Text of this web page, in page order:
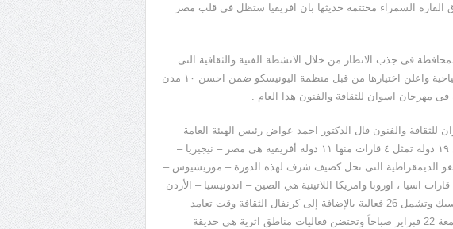
القارة السمراء مختتمة حديثها بان افريقيا ستظل فى قلب مصر
فى جذب الانظار من خلال الانشطة الفنية والثقافية التى
تقام بها الي جانب ما تتمتع به من مقومات سياحية واعلن اختيارها من قبل منظمة اليونيسكو ضمن احسن ١٠ مدن
مهرجان اسوان للثقافة والفنون هذا العام .
والفنون قال الدكتور احمد عواض رئيس الهيئة العامة
لقصور الثقافة انها تقام بمشاركة ٢٦ فرقة من ١٩ دولة تمثل ٤ قارات منها ١١ دولة أفريقية هى مصر – نيجيريا –
الديمقراطية التى تحل كضيف شرف لهذه الدورة – موريشيوس –
جانب ٨ دول أخرى من قارات اسيا ، اوروبا وامريكا اللاتينية هي الصين – اندونيسيا – الأردن
– فلسطين – رومانيا – بولندا – اليونان والمكسيك وتشمل 26 فعالية بالإضافة إلى كرنفال الثقافة وقت تعامد
الشمس على تمثال رمسيس الثاني صباح الجمعة 22 فبراير صباحاً وتحتضن فعاليات مناطق اثرية هى حديقة